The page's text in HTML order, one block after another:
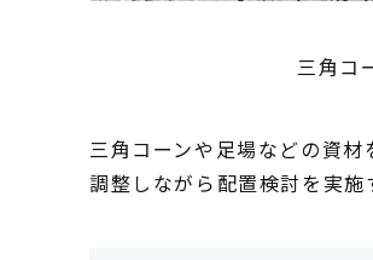
三角コ
三角コーンや足場などの資
調整しながら配置検討を実施